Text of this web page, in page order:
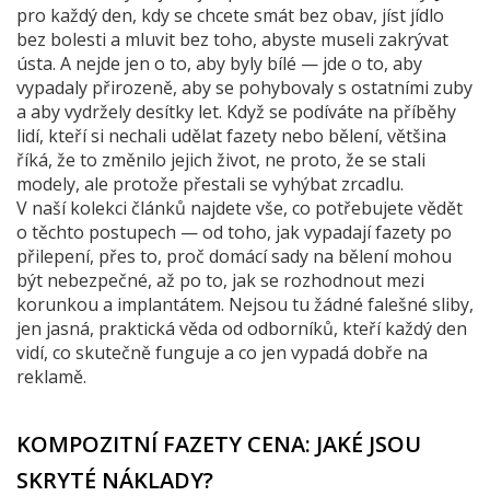
pro každý den, kdy se chcete smát bez obav, jíst jídlo
bez bolesti a mluvit bez toho, abyste museli zakrývat
ústa. A nejde jen o to, aby byly bílé — jde o to, aby
vypadaly přirozeně, aby se pohybovaly s ostatními zuby
a aby vydržely desítky let. Když se podíváte na příběhy
lidí, kteří si nechali udělat fazety nebo bělení, většina
říká, že to změnilo jejich život, ne proto, že se stali
modely, ale protože přestali se vyhýbat zrcadlu.
V naší kolekci článků najdete vše, co potřebujete vědět
o těchto postupech — od toho, jak vypadají fazety po
přilepení, přes to, proč domácí sady na bělení mohou
být nebezpečné, až po to, jak se rozhodnout mezi
korunkou a implantátem. Nejsou tu žádné falešné sliby,
jen jasná, praktická věda od odborníků, kteří každý den
vidí, co skutečně funguje a co jen vypadá dobře na
reklamě.
KOMPOZITNÍ FAZETY CENA: JAKÉ JSOU
SKRYTÉ NÁKLADY?